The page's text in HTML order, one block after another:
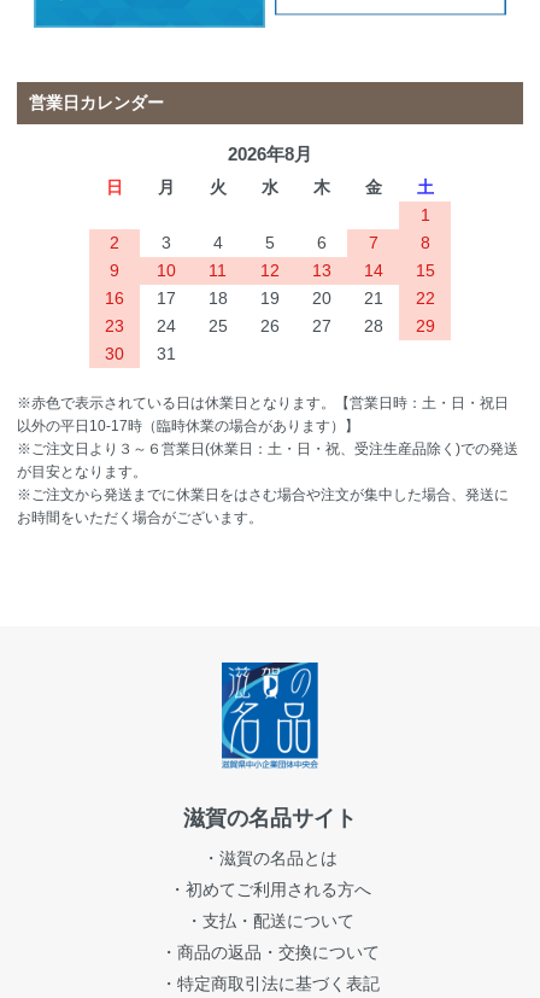
営業日カレンダー
2026年8月
日 月 火 水 木 金
土
1
2
3 4 5 6 7
8
9
10 11 12 13 14
15
16
17 18 19 20 21
22
23
24 25 26 27 28
29
30
31
※赤色で表示されている日は休業日となります。【営業日時：土・日・祝日
以外の平日10-17時（臨時休業の場合があります）】
※ご注文日より３～６営業日(休業日：土・日・祝、受注生産品除く)での発送
が目安となります。
※ご注文から発送までに休業日をはさむ場合や注文が集中した場合、発送に
お時間をいただく場合がございます。
滋賀の名品サイト
・滋賀の名品とは
・初めてご利用される方へ
・支払・配送について
・商品の返品・交換について
・特定商取引法に基づく表記